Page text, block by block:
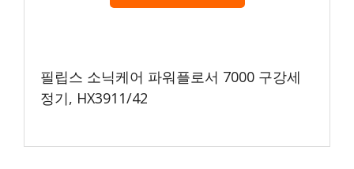
필립스 소닉케어 파워플로서 7000 구강세
정기, HX3911/42